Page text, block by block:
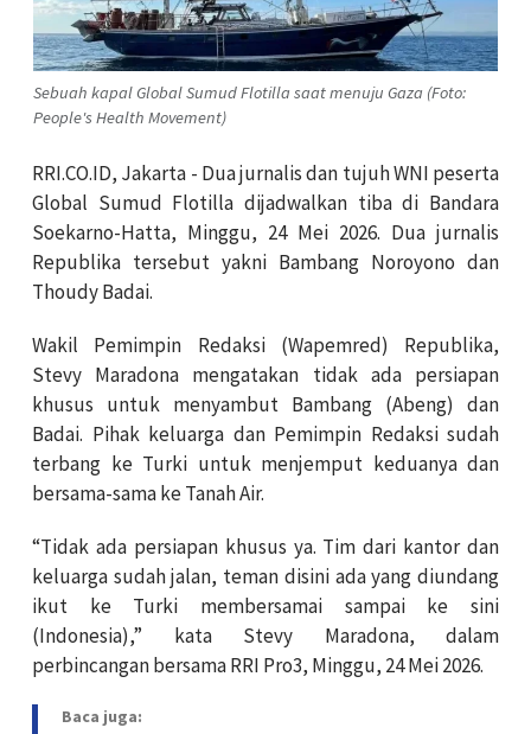
Sebuah kapal Global Sumud Flotilla saat menuju Gaza (Foto:
People's Health Movement)
RRI.CO.ID, Jakarta - Dua jurnalis dan tujuh WNI peserta
Global Sumud Flotilla dijadwalkan tiba di Bandara
Soekarno-Hatta, Minggu, 24 Mei 2026. Dua jurnalis
Republika tersebut yakni Bambang Noroyono dan
Thoudy Badai.
Wakil Pemimpin Redaksi (Wapemred) Republika,
Stevy Maradona mengatakan tidak ada persiapan
khusus untuk menyambut Bambang (Abeng) dan
Badai. Pihak keluarga dan Pemimpin Redaksi sudah
terbang ke Turki untuk menjemput keduanya dan
bersama-sama ke Tanah Air.
“Tidak ada persiapan khusus ya. Tim dari kantor dan
keluarga sudah jalan, teman disini ada yang diundang
ikut ke Turki membersamai sampai ke sini
(Indonesia),” kata Stevy Maradona, dalam
perbincangan bersama RRI Pro3, Minggu, 24 Mei 2026.
Baca juga: